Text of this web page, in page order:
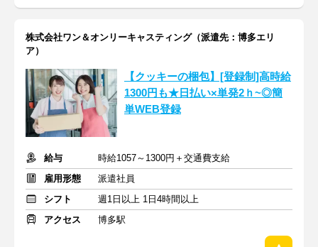
株式会社ワン＆オンリーキャスティング（派遣先：博多エリ
ア）
【クッキーの梱包】[登録制]高時給
1300円も★日払い×単発2ｈ~◎簡
単WEB登録
給与
時給1057～1300円＋交通費支給
雇用形態
派遣社員
シフト
週1日以上 1日4時間以上
アクセス
博多駅